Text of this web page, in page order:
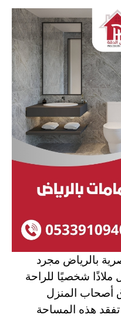
بالرياض مجرد
شخصيًا للراحة
أصحاب المنزل
هذه المساحة